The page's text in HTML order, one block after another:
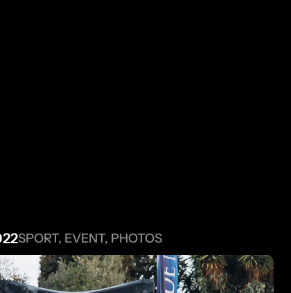
SPORT, EVENT, PHOTOS